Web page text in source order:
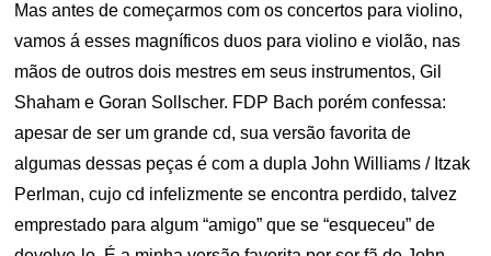
Mas antes de começarmos com os concertos para violino,
vamos á esses magníficos duos para violino e violão, nas
mãos de outros dois mestres em seus instrumentos, Gil
Shaham e Goran Sollscher. FDP Bach porém confessa:
apesar de ser um grande cd, sua versão favorita de
algumas dessas peças é com a dupla John Williams / Itzak
Perlman, cujo cd infelizmente se encontra perdido, talvez
emprestado para algum “amigo” que se “esqueceu” de